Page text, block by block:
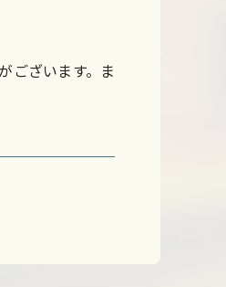
ございます。ま